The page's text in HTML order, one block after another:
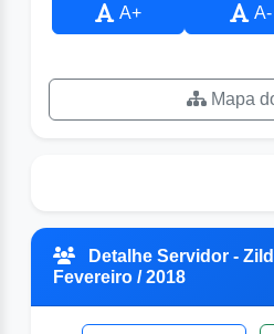
A+ A-
Mapa
Detalhe Servidor -
Fevereiro / 2018